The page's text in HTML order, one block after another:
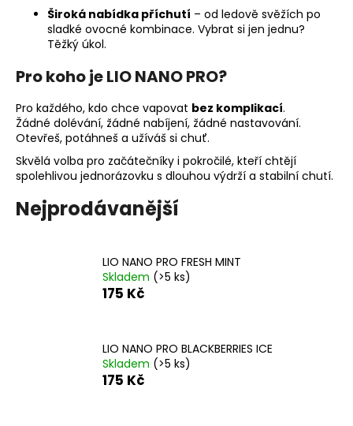
Široká nabídka příchutí – od ledově svěžích po
sladké ovocné kombinace. Vybrat si jen jednu?
Těžký úkol.
Pro koho je LIO NANO PRO?
Pro každého, kdo chce vapovat bez komplikací.
Žádné dolévání, žádné nabíjení, žádné nastavování.
Otevřeš, potáhneš a užíváš si chuť.
Skvělá volba pro začátečníky i pokročilé, kteří chtějí
spolehlivou jednorázovku s dlouhou výdrží a stabilní chutí.
Nejprodávanější
LIO NANO PRO FRESH MINT
Skladem (>5 ks)
175 Kč
LIO NANO PRO BLACKBERRIES ICE
Skladem (>5 ks)
175 Kč
D
o
o